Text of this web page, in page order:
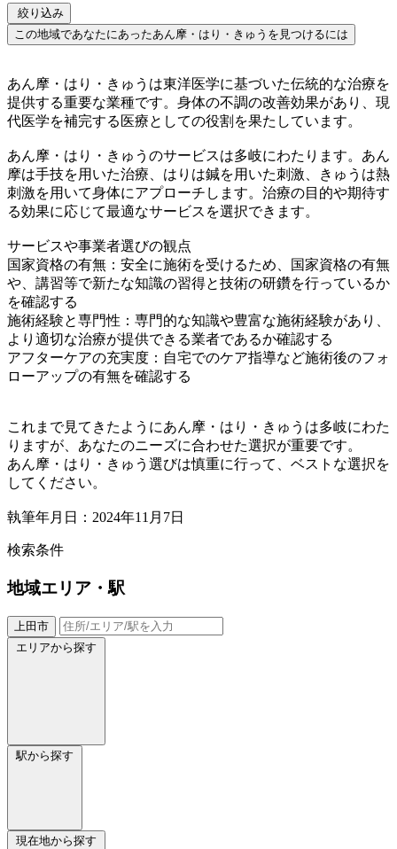
絞り込み
この地域であなたにあったあん摩・はり・きゅうを見つけるには
あん摩・はり・きゅうは東洋医学に基づいた伝統的な治療を
提供する重要な業種です。身体の不調の改善効果があり、現
代医学を補完する医療としての役割を果たしています。
あん摩・はり・きゅうのサービスは多岐にわたります。あん
摩は手技を用いた治療、はりは鍼を用いた刺激、きゅうは熱
刺激を用いて身体にアプローチします。治療の目的や期待す
る効果に応じて最適なサービスを選択できます。
サービスや事業者選びの観点
国家資格の有無：安全に施術を受けるため、国家資格の有無
や、講習等で新たな知識の習得と技術の研鑽を行っているか
を確認する
施術経験と専門性：専門的な知識や豊富な施術経験があり、
より適切な治療が提供できる業者であるか確認する
アフターケアの充実度：自宅でのケア指導など施術後のフォ
ローアップの有無を確認する
これまで見てきたようにあん摩・はり・きゅうは多岐にわた
りますが、あなたのニーズに合わせた選択が重要です。
あん摩・はり・きゅう選びは慎重に行って、ベストな選択を
してください。
執筆年月日：2024年11月7日
検索条件
地域エリア・駅
上田市
エリアから探す
駅から探す
現在地から探す